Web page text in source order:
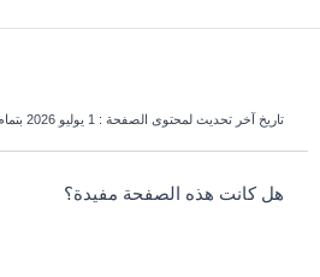
تاريخ آخر تحديث لمحتوى الصفحة : 1 يوليو 2026 بتمام الساعة 08:17 مساءً
survey_v2
هل كانت هذه الصفحة مفيدة؟